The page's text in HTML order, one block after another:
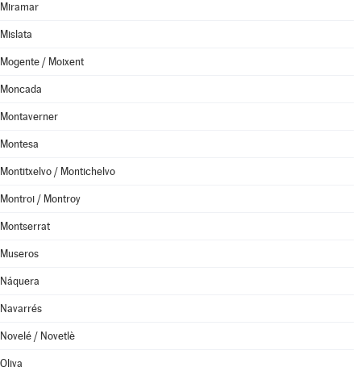
Miramar
Mislata
Mogente / Moixent
Moncada
Montaverner
Montesa
Montitxelvo / Montichelvo
Montroi / Montroy
Montserrat
Museros
Náquera
Navarrés
Novelé / Novetlè
Oliva